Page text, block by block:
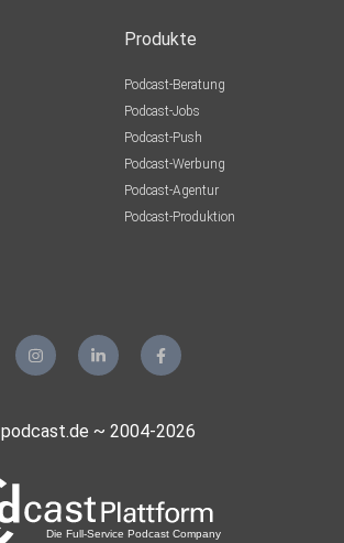
Produkte
Podcast-Beratung
Podcast-Jobs
Podcast-Push
Podcast-Werbung
Podcast-Agentur
Podcast-Produktion
podcast.de ~ 2004-2026